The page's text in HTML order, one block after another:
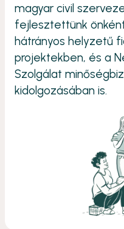
magyar civil
fejlesztettünk
hátrányos helyzetű
projektekben, és a
Szolgálat
kidolgozásában is.